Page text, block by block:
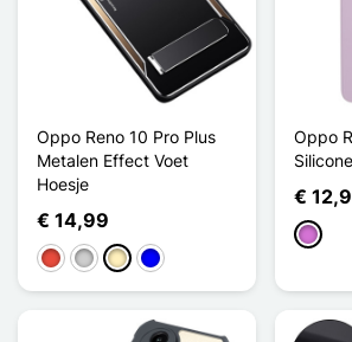
Oppo Reno 10 Pro Plus
Metalen Effect Voet
Hoesje
€ 14,99
RoodZilverGoldenBlauw
Oppo
€
Paars